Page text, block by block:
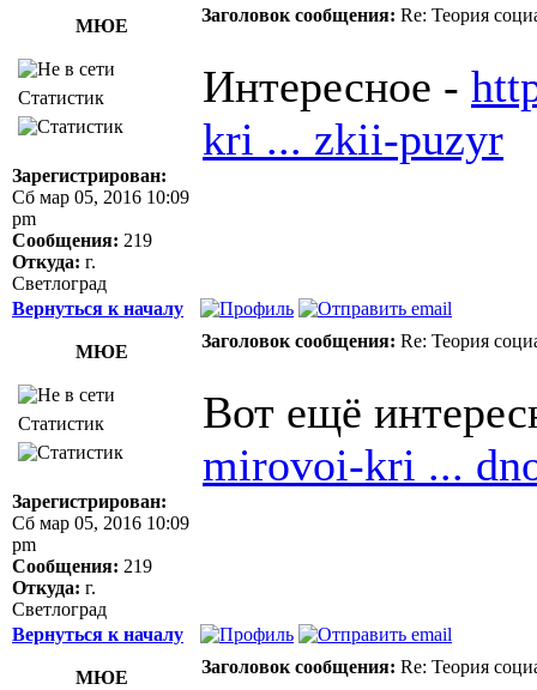
МЮЕ
Заголовок сообщения: Re: Теория
Статистик
Зарегистрирован:
Сб мар 05, 2016 10:09
pm
Сообщения: 219
Откуда: г.
Светлоград
Интересное -
kri ... zkii-puzyr
Вернуться к началу
МЮЕ
Заголовок сообщения: Re: Теория
Статистик
Зарегистрирован:
Сб мар 05, 2016 10:09
pm
Сообщения: 219
Откуда: г.
Светлоград
Вот ещё
mirovoi-kri ...
Вернуться к началу
МЮЕ
Заголовок сообщения: Re: Теория